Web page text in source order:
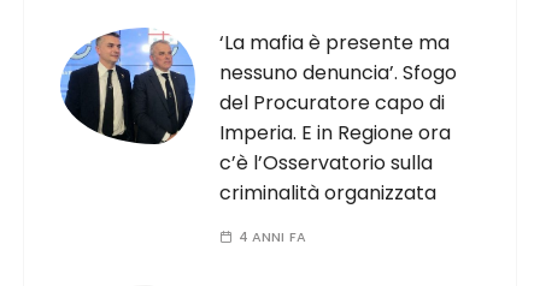
‘La mafia è presente ma
nessuno denuncia’. Sfogo
del Procuratore capo di
Imperia. E in Regione ora
c’è l’Osservatorio sulla
criminalità organizzata
4 ANNI FA